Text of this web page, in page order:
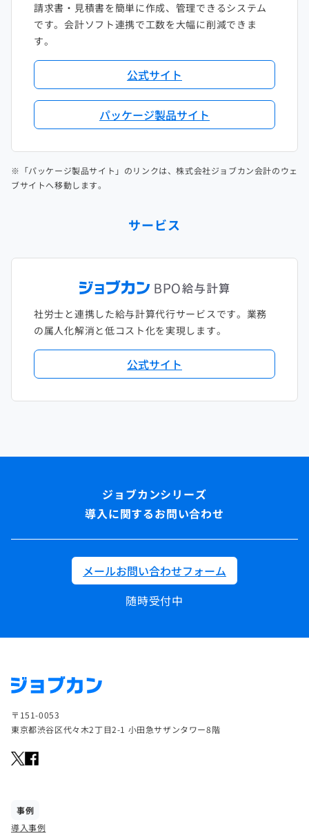
請求書・見積書を簡単に作成、管理できるシステム
です。会計ソフト連携で工数を大幅に削減できま
す。
公式サイト
パッケージ製品サイト
※「パッケージ製品サイト」のリンクは、株式会社ジョブカン会計のウェ
ブサイトへ移動します。
サービス
社労士と連携した給与計算代行サービスです。業務
の属人化解消と低コスト化を実現します。
公式サイト
導入に関するお問い合わせ
メールお問い合わせフォーム
随時受付中
〒151-0053
東京都渋谷区代々木2丁目2-1 小田急サザンタワー8階
事例
導入事例